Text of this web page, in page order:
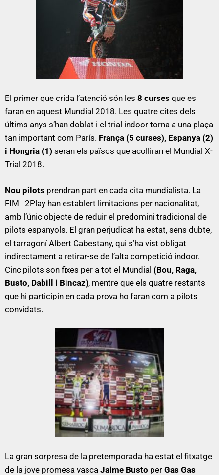
El primer que crida l’atenció són les 8 curses que es
faran en aquest Mundial 2018. Les quatre cites dels
últims anys s’han doblat i el trial indoor torna a una plaça
tan important com París. França (5 curses), Espanya (2)
i Hongria (1) seran els països que acolliran el Mundial X-
Trial 2018.
Nou pilots prendran part en cada cita mundialista. La
FIM i 2Play han establert limitacions per nacionalitat,
amb l’únic objecte de reduir el predomini tradicional de
pilots espanyols. El gran perjudicat ha estat, sens dubte,
el tarragoní Albert Cabestany, qui s’ha vist obligat
indirectament a retirar-se de l’alta competició indoor.
Cinc pilots son fixes per a tot el Mundial (Bou, Raga,
Busto, Dabill i Bincaz), mentre que els quatre restants
que hi participin en cada prova ho faran com a pilots
convidats.
La gran sorpresa de la pretemporada ha estat el fitxatge
de la jove promesa vasca Jaime Busto per Gas Gas